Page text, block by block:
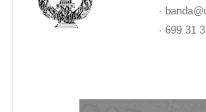
·
· 699 31